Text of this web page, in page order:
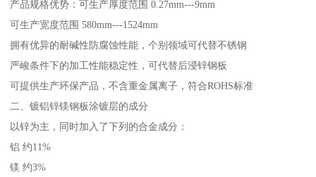
产品规格优势：可生产厚度范围 0.27mm---9mm
可生产宽度范围 580mm---1524mm
拥有优异的耐碱性防腐蚀性能，个别领域可代替不锈钢
严峻条件下的加工性能稳定性，可代替后浸锌钢板
可提供生产环保产品，不含重金属离子，符合ROHS标准
二、镀铝锌镁钢板涂镀层的成分
以锌为主，同时加入了下列的合金成分：
铝 约11%
镁 约3%